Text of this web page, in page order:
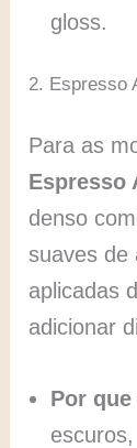
gloss.
2. Espresso
Para as
Espresso
denso
suaves de
aplicadas
adicionar
Por